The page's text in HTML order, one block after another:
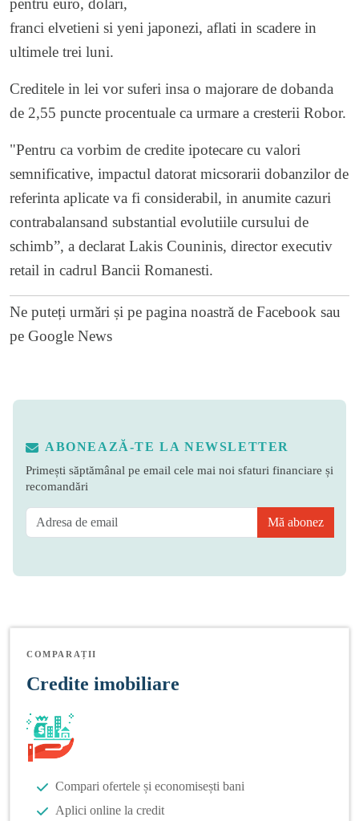
pentru euro, dolari,
franci elvetieni si yeni japonezi, aflati in scadere in
ultimele trei luni.
Creditele in lei vor suferi insa o majorare de dobanda
de 2,55 puncte procentuale ca urmare a cresterii Robor.
"Pentru ca vorbim de credite ipotecare cu valori
semnificative, impactul datorat micsorarii dobanzilor de
referinta aplicate va fi considerabil, in anumite cazuri
contrabalansand substantial evolutiile cursului de
schimb”, a declarat Lakis Couninis, director executiv
retail in cadrul Bancii Romanesti.
Ne puteți urmări și pe pagina noastră de Facebook sau
pe Google News
ABONEAZĂ-TE LA NEWSLETTER
Primești săptămânal pe email cele mai noi sfaturi financiare și
recomandări
Mă abonez
COMPARAȚII
Credite imobiliare
Compari ofertele și economisești bani
Aplici online la credit